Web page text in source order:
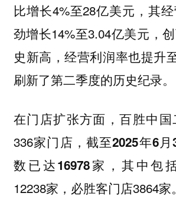
比增长4%至28亿美元，其
劲增长14%至3.04亿美元，
史新高，经营利润率也提升
刷新了第二季度的历史纪录。
在门店扩张方面，百胜中
336家门店， 截至2025年6
数已达16978家 ，其中包
12238家，必胜客门店3864家。